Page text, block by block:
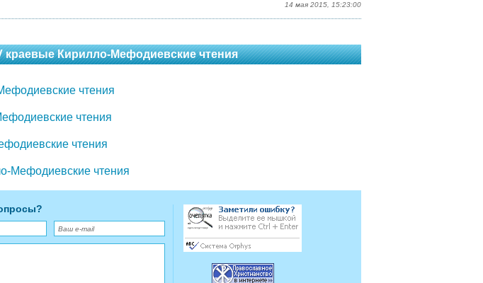
14 мая 2015, 15:23:00
краевые Кирилло-Мефодиевские чтения
чтения
чтения
чтения
Мефодиевские чтения